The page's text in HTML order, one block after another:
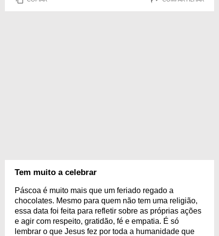
Tem muito a celebrar
Páscoa é muito mais que um feriado regado a
chocolates. Mesmo para quem não tem uma religião,
essa data foi feita para refletir sobre as próprias ações
e agir com respeito, gratidão, fé e empatia. É só
lembrar o que Jesus fez por toda a humanidade que